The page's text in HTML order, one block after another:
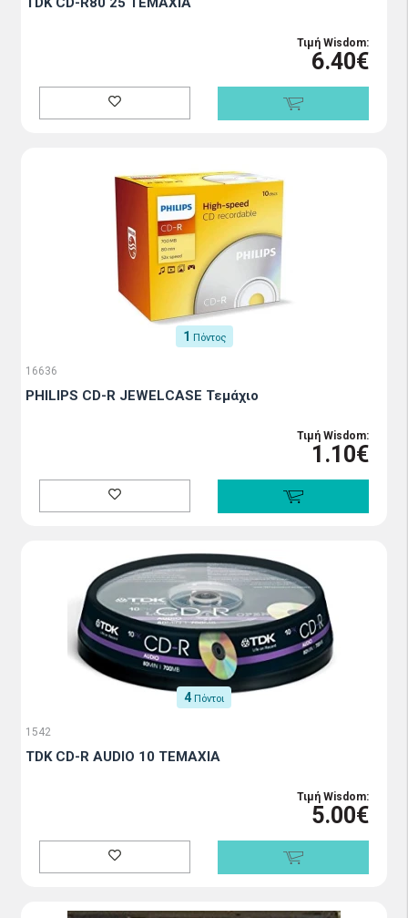
Τιμή Wisdom:
6.40€
1 Πόντος
16636
PHILIPS CD-R JEWELCASE Τεμάχιο
Τιμή Wisdom:
1.10€
4 Πόντοι
1542
TDK CD-R AUDIO 10 TEMAXIA
Τιμή Wisdom:
5.00€